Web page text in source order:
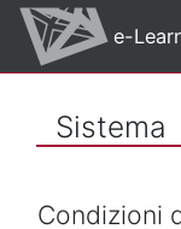
Vai al contenuto
e-
Sistema
Condizioni